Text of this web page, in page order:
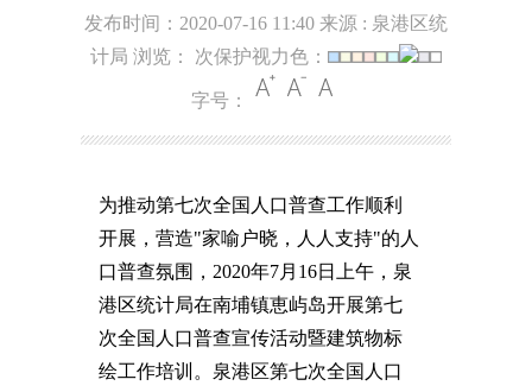
发布时间：2020-07-16 11:40 来源 : 泉港区统
计局 浏览：
次保护视力色：
字号：
为推动第七次全国人口普查工作顺利
开展，营造"家喻户晓，人人支持"的人
口普查氛围， 2020年7月 16日上午，泉
港区统计局在南埔镇恵屿岛开展第七
次全国人口普查宣传活动暨建筑物标
绘工作培训。泉港区第七次全国人口